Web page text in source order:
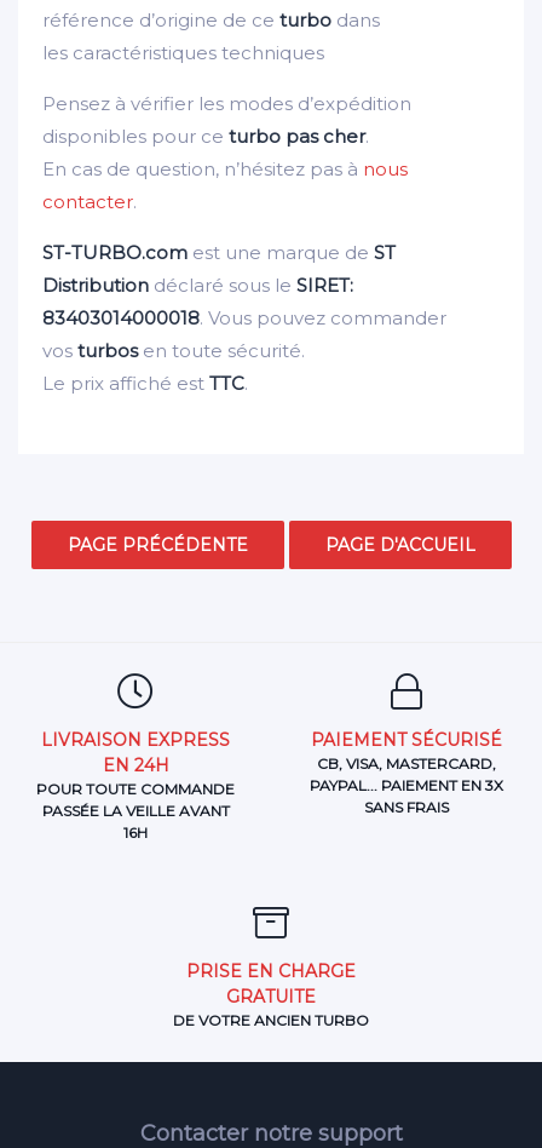
référence d’origine de ce turbo dans
les caractéristiques techniques
Pensez à vérifier les modes d’expédition
disponibles pour ce turbo pas cher.
En cas de question, n’hésitez pas à nous
contacter.
ST-TURBO.com est une marque de ST
Distribution déclaré sous le SIRET:
83403014000018. Vous pouvez commander
vos turbosen toute sécurité.
Le prix affiché est TTC.
LIVRAISON EXPRESS
EN 24H
POUR TOUTE COMMANDE
PASSÉE LA VEILLE AVANT
16H
PAIEMENT SÉCURISÉ
CB, VISA, MASTERCARD,
PAYPAL... PAIEMENT EN 3X
SANS FRAIS
PRISE EN CHARGE
GRATUITE
DE VOTRE ANCIEN TURBO
Contacter notre support